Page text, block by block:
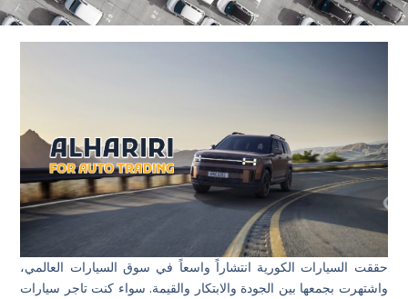
حققت السيارات الكورية انتشاراً واسعاً في سوق السيارات العالمي،
واشتهرت بجمعها بين الجودة والابتكار والقيمة. سواء كنت تاجر سيارات